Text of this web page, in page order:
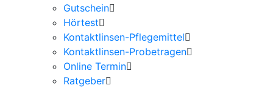
Gutschein
Hörtest
Kontaktlinsen-Pflegemittel
Kontaktlinsen-Probetragen
Online Termin
Ratgeber